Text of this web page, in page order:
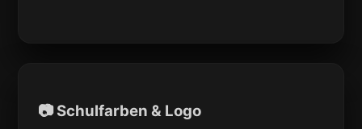
📷 Schulfarben & Logo